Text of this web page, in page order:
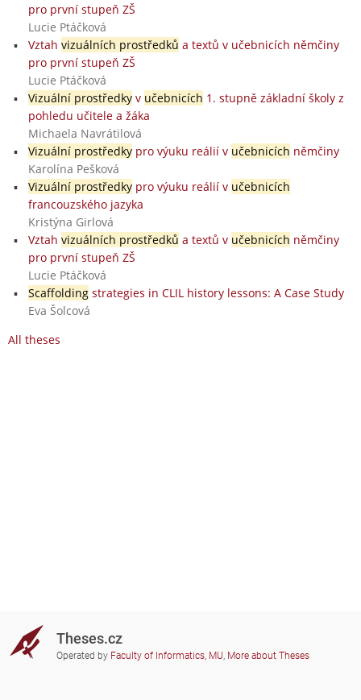
pro první stupeň ZŠ
Lucie Ptáčková
Vztah vizuálních prostředků a textů v učebnicích němčiny
pro první stupeň ZŠ
Lucie Ptáčková
Vizuální prostředkyv učebnicích 1. stupně základní školy z
pohledu učitele a žáka
Michaela Navrátilová
Vizuální prostředkypro výuku reálií v učebnicích němčiny
Karolína Pešková
Vizuální prostředkypro výuku reálií v učebnicích
francouzského jazyka
Kristýna Girlová
Vztah vizuálních prostředků a textů v učebnicích němčiny
pro první stupeň ZŠ
Lucie Ptáčková
Scaffoldingstrategies in CLIL history lessons: A Case Study
Eva Šolcová
All theses
Theses.cz
Operated by Faculty of Informatics, MU, More about Theses